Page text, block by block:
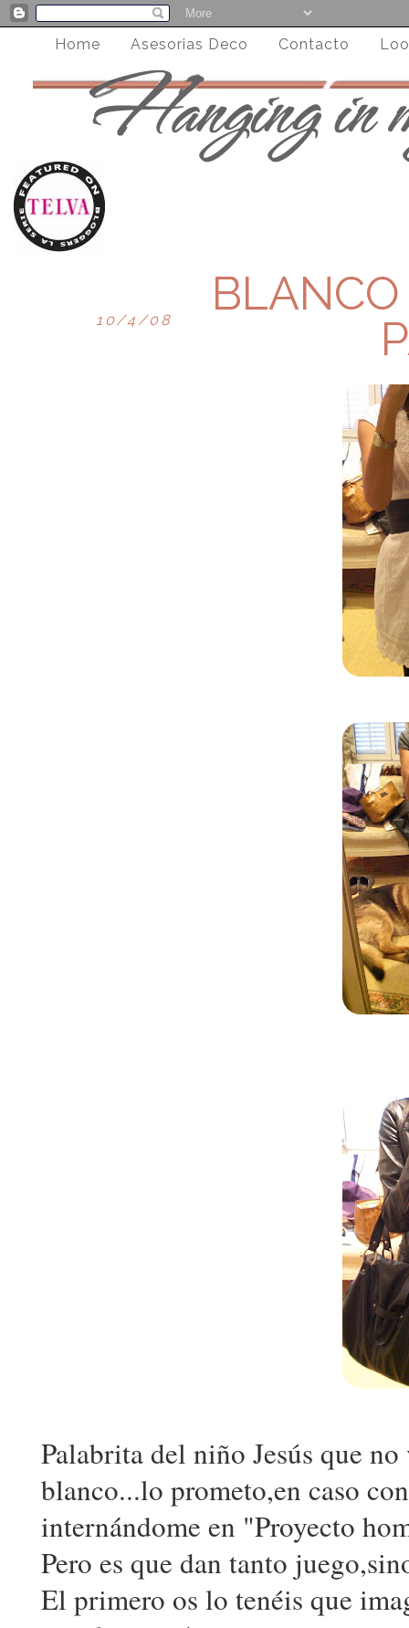
Home Asesorias Deco Contacto
10/4/08
BLANCO
Palabrita del niño Jesús que
blanco...lo prometo,en caso
internándome en "Proyecto
Pero es que dan tanto
El primero os lo tenéis que